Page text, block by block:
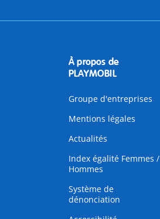
À propos de
PLAYMOBIL
Groupe d'entreprises
Mentions légales
Actualités
Index égalité Femmes /
Hommes
Système de
dénonciation